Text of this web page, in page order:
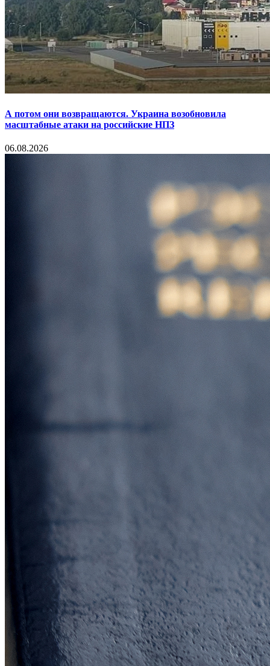
А потом они возвращаются. Украина возобновила
масштабные атаки на российские НПЗ
06.08.2026